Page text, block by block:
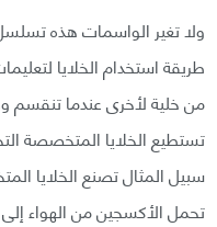
من خلية لأخرى عندما تنقسم
تستطيع الخلايا المتخصصة
سبيل المثال تصنع الخلايا
تحمل الأكسجين من الهواء